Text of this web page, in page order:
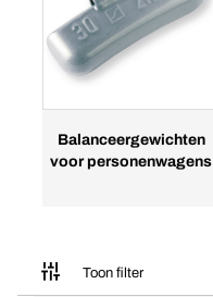
Balanceergewichten
voor personenwagens
Toon filter